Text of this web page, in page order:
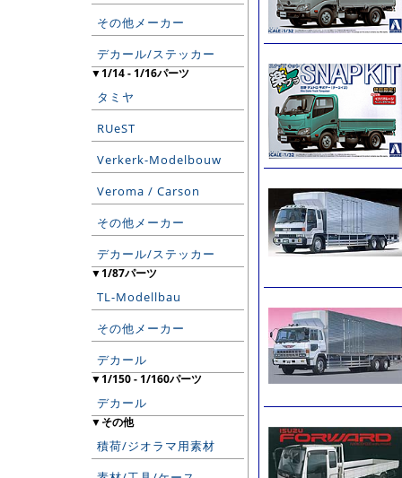
その他メーカー
デカール/ステッカー
▼1/14 - 1/16パーツ
タミヤ
RUeST
Verkerk-Modelbouw
Veroma / Carson
その他メーカー
デカール/ステッカー
▼1/87パーツ
TL-Modellbau
その他メーカー
デカール
▼1/150 - 1/160パーツ
デカール
▼その他
積荷/ジオラマ用素材